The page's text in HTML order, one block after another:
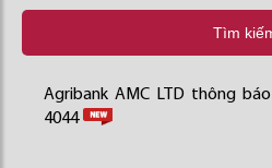
Tìm
Agribank AMC LTD thông
4044